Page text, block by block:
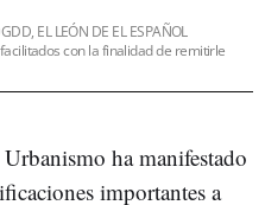
EL LEÓN DE EL ESPAÑOL
con la finalidad de remitirle
ha manifestado
importantes a